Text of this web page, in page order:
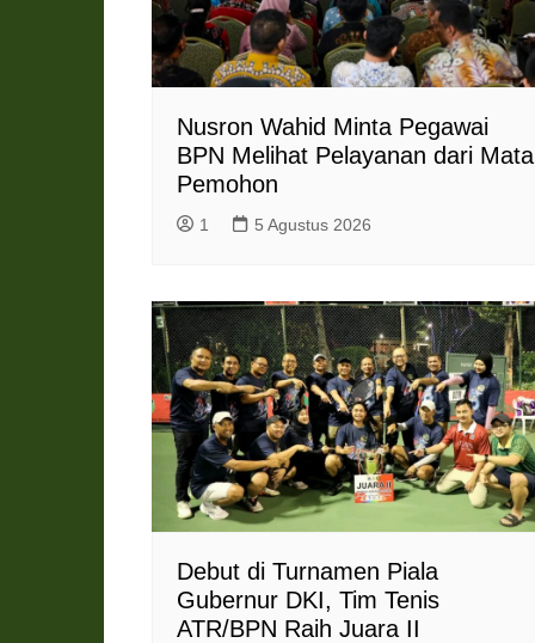
Nusron Wahid Minta Pegawai
BPN Melihat Pelayanan dari Mata
Pemohon
1 5 Agustus 2026
Debut di Turnamen Piala
Gubernur DKI, Tim Tenis
ATR/BPN Raih Juara II